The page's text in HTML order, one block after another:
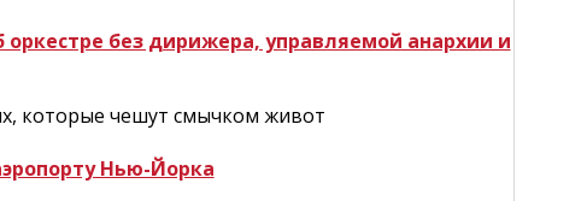
без дирижера, управляемой анархии и
которые чешут смычком живот
Нью-Йорка